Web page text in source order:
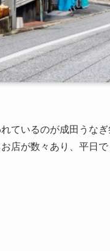
ているのが成田うなぎ
店が数々あり、平日